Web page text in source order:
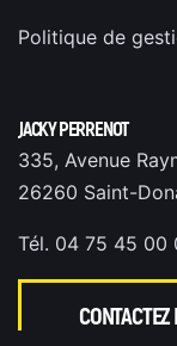
Politique de
JACKY PERRENOT
335, Avenue
26260 Saint-
Tél. 04 75 45 00
CONTACTEZ